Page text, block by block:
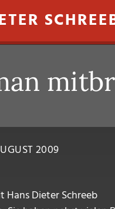
2009
Hans Dieter Schreeb